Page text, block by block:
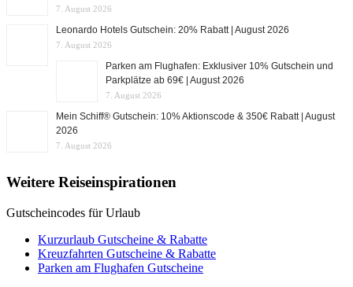
7. August 2026
Leonardo Hotels Gutschein: 20% Rabatt | August 2026
7. August 2026
Parken am Flughafen: Exklusiver 10% Gutschein und
Parkplätze ab 69€ | August 2026
7. August 2026
Mein Schiff® Gutschein: 10% Aktionscode & 350€ Rabatt | August
2026
7. August 2026
Weitere Reiseinspirationen
Gutscheincodes für Urlaub
Kurzurlaub Gutscheine & Rabatte
Kreuzfahrten Gutscheine & Rabatte
Parken am Flughafen Gutscheine